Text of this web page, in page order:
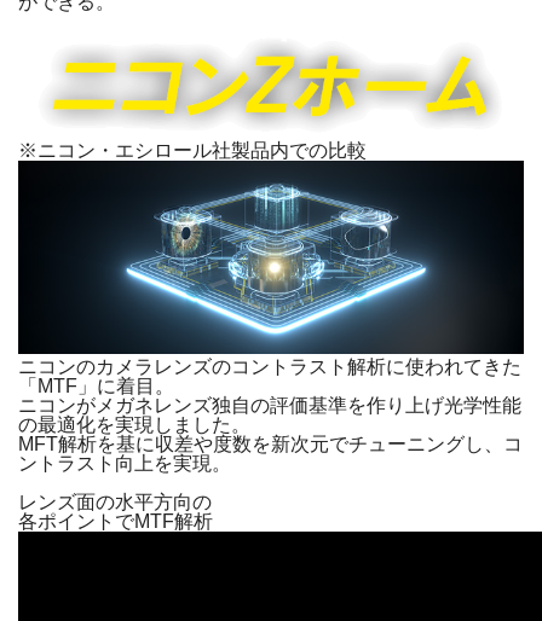
※ニコン・エシロール社製品内での比較
ニコンのカメラレンズのコントラスト解析に使われてきた
「MTF」に着目。
ニコンがメガネレンズ独自の評価基準を作り上げ光学性能
の最適化を実現しました。
MFT解析を基に収差や度数を新次元でチューニングし、コ
ントラスト向上を実現。
レンズ面の水平方向の
各ポイントでMTF解析